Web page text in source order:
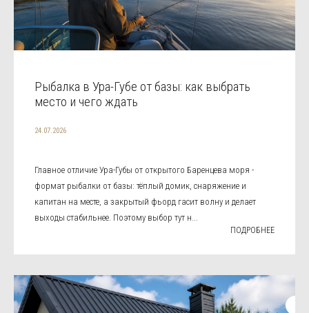
Рыбалка в Ура-Губе от базы: как выбрать
место и чего ждать
24.07.2026
Главное отличие Ура-Губы от открытого Баренцева моря -
формат рыбалки от базы: тёплый домик, снаряжение и
капитан на месте, а закрытый фьорд гасит волну и делает
выходы стабильнее. Поэтому выбор тут н...
ПОДРОБНЕЕ